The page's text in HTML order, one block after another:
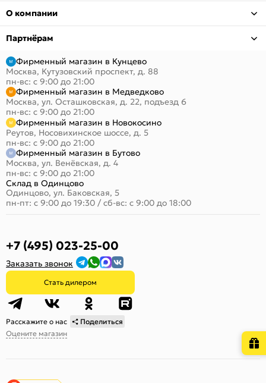
О компании
Партнёрам
Фирменный магазин в Кунцево
Москва, Кутузовский проспект, д. 88
пн-вс: с 9:00 до 21:00
Фирменный магазин в Медведково
Москва, ул. Осташковская, д. 22, подъезд 6
пн-вс: с 9:00 до 21:00
Фирменный магазин в Новокосино
Реутов, Носовихинское шоссе, д. 5
пн-вс: с 9:00 до 21:00
Фирменный магазин в Бутово
Москва, ул. Венёвская, д. 4
пн-вс: с 9:00 до 21:00
Склад в Одинцово
Одинцово, ул. Баковская, 5
пн-пт: с 9:00 до 19:30 / сб-вс: с 9:00 до 18:00
+7 (495) 023-25-00
Заказать звонок
Стать дилером
Расскажите о нас
Поделиться
Оцените магазин